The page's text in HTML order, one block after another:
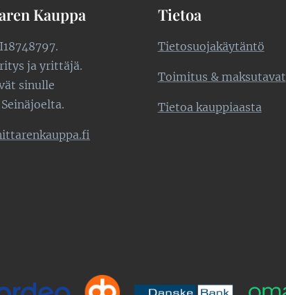
Kauppa
ja yrittäjä.
sinulle
Tietoa
Tietosuojakäytäntö
Toimitus & maksutavat
Tietoa kauppiaasta